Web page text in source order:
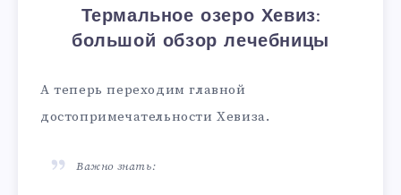
Термальное озеро Хевиз:
большой обзор лечебницы
А теперь переходим главной
достопримечательности Хевиза.
Важно знать: